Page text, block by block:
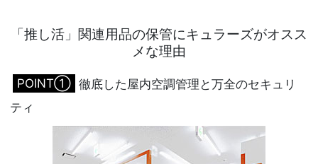
「推し活」関連用品の保管にキュラーズがオスス
メな理由
POINT① 徹底した屋内空調管理と万全のセキュリ
ティ